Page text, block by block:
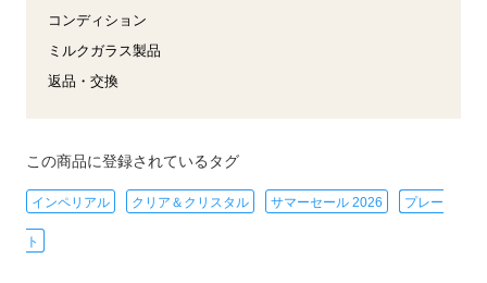
コンディション
ミルクガラス製品
返品・交換
この商品に登録されているタグ
インペリアル クリア＆クリスタル サマーセール 2026 プレー
ト